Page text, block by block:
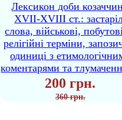
Лексикон доби
XVII-XVIII ст.:
слова, військові,
релігійні терміни,
одиниці з
коментарями та
200 грн.
360 грн.